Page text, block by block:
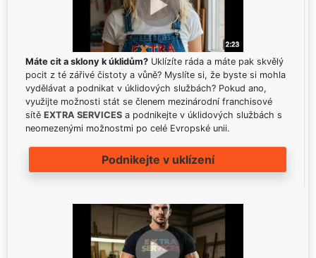
Máte cit a sklony k úklidům? Uklízíte ráda a máte pak skvělý
pocit z té zářivé čistoty a vůně? Myslíte si, že byste si mohla
vydělávat a podnikat v úklidových službách? Pokud ano,
využijte možnosti stát se členem mezinárodní franchisové
sítě EXTRA SERVICES a podnikejte v úklidových službách s
neomezenými možnostmi po celé Evropské unii.
Podnikejte v uklízení